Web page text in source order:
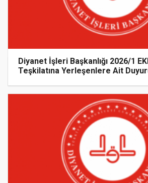
Diyanet İşleri Başkanlığı 2026/1
Teşkilatına Yerleşenlere Ait